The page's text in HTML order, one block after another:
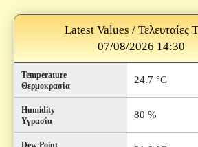
Latest Values / Τελευταίες
07/08/2026 14:30
Temperature
Θερμοκρασία
24.7 °C
Humidity
Υγρασία
80 %
Dew Point